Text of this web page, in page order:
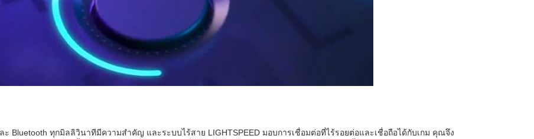
ะ Bluetooth ทุกมิลลิวินาทีมีความสําคัญ และระบบไร้สาย LIGHTSPEED มอบการเชื่อมต่อที่ไร้รอยต่อและเชื่อถือได้กับเกม คุณจึง